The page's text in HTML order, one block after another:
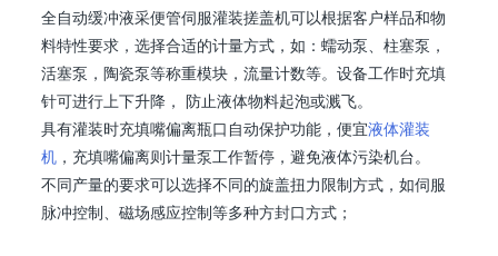
全自动缓冲液采便管伺服灌装搓盖机可以根据客户样品和物
料特性要求，选择合适的计量方式，如：蠕动泵、柱塞泵，
活塞泵，陶瓷泵等称重模块，流量计数等。设备工作时充填
针可进行上下升降， 防止液体物料起泡或溅飞。
具有灌装时充填嘴偏离瓶口自动保护功能，便宜液体灌装
机 ，充填嘴偏离则计量泵工作暂停，避免液体污染机台。
不同产量的要求可以选择不同的旋盖扭力限制方式，如伺服
脉冲控制、磁场感应控制等多种方封口方式；